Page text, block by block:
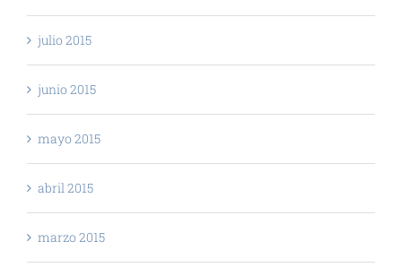
julio 2015
junio 2015
mayo 2015
abril 2015
marzo 2015